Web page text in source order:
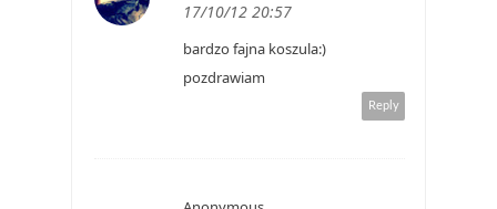
17/10/12 20:57
bardzo fajna koszula:)
pozdrawiam
Reply